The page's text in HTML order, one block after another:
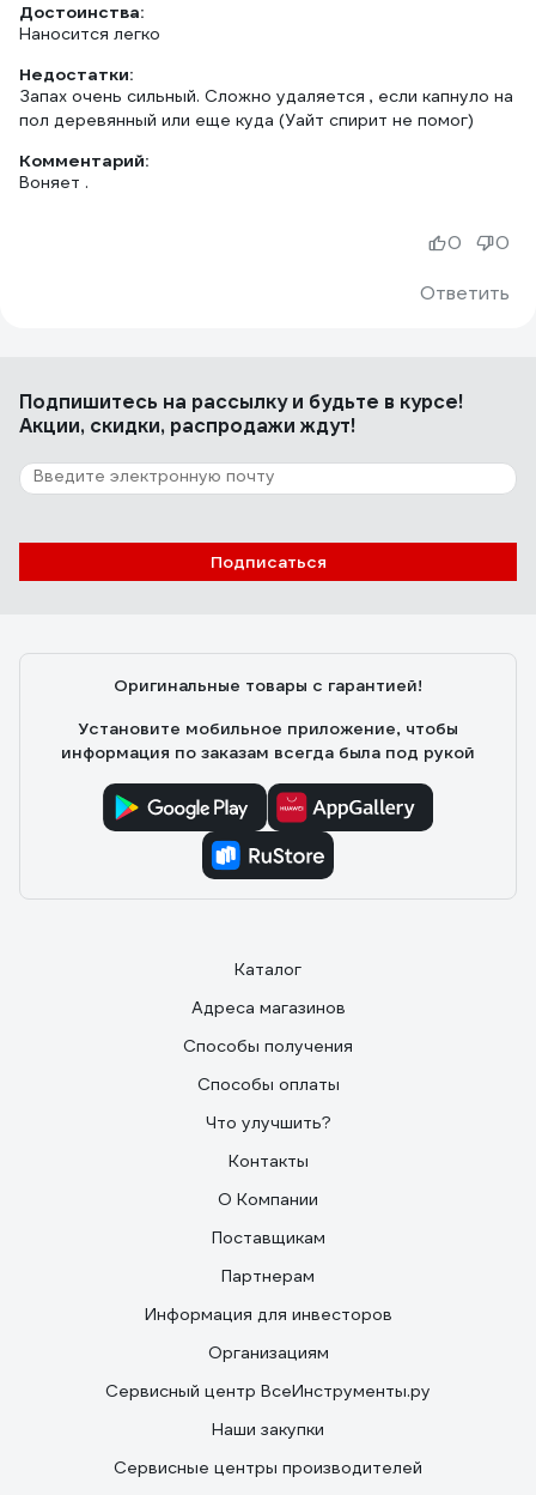
Достоинства:
Наносится легко
Недостатки:
Запах очень сильный. Сложно удаляется , если капнуло на
пол деревянный или еще куда (Уайт спирит не помог)
Комментарий:
Воняет .
Ответить
0 0
Подпишитесь на рассылкуи будьте в курсе!
Акции, скидки, распродажи ждут!
Подписаться
Оригинальные товары с гарантией!
Установите мобильное приложение, чтобы
информация по заказам всегда была под рукой
Каталог
Адреса магазинов
Способы получения
Способы оплаты
Что улучшить?
Контакты
О Компании
Поставщикам
Партнерам
Информация для инвесторов
Организациям
Сервисный центр ВсеИнструменты.ру
Наши закупки
Сервисные центры производителей